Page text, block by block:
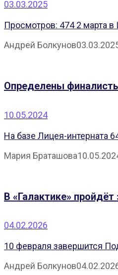
03.03.2025
Просмотров: 474 2 марта
Андрей Болкунов
Определены
10.05.2024
На базе Лицея-интерната
Мария Браташова
В «Галактике»
04.02.2026
10 февраля завершится
Андрей Болкунов